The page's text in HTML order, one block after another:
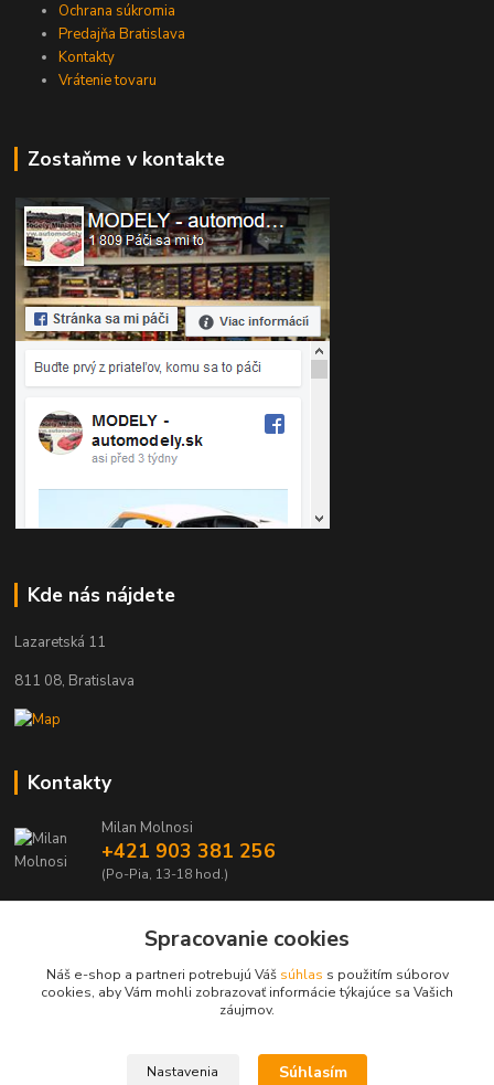
Ochrana súkromia
Predajňa Bratislava
Kontakty
Vrátenie tovaru
Zostaňme v kontakte
Kde nás nájdete
Lazaretská 11
811 08, Bratislava
Kontakty
Milan Molnosi
+421 903 381 256
(Po-Pia, 13-18 hod.)
Upravit sběr cookies.
Spracovanie cookies
Náš e-shop a partneri potrebujú Váš súhlas s použitím súborov
cookies, aby Vám mohli zobrazovať informácie týkajúce sa Vašich
záujmov.
Nastavenia Súhlasím